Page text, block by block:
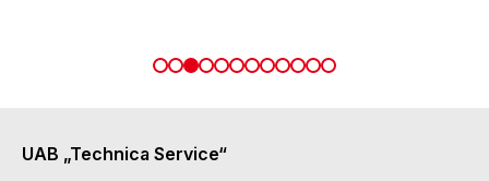
UAB „Technica Service“